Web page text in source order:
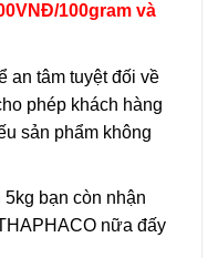
100gram và
an tâm tuyệt đối về
phép khách hàng
sản phẩm không
5kg bạn còn nhận
nữa đấy